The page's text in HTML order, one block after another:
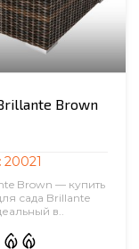
Brown
20021
Brown — купить
сада Brillante
в..